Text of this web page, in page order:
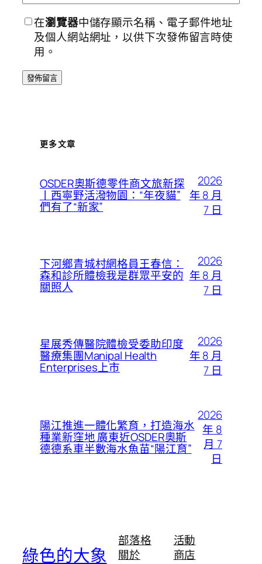
在瀏覽器中儲存顯示名稱、電子郵件地址
及個人網站網址，以供下次發佈留言時使
用。
更多文章
OSDER奧斯德零件商文旅新探
丨西寧野活潑物園：“年夜貓”
們有了“新家”
2026
年 8 月
7 日
下河鄉青城村網格員王春信：
森和診所體檢我是群眾平安的
關照人
2026
年 8 月
7 日
星展秀傳醫院體檢受委助印度
醫療集團Manipal Health
Enterprises上市
2026
年 8 月
7 日
陽江推進一體化繁育，打造海水
種業新窪地 廣東近OSDER奧斯
德德系車半數海水魚苗“陽江育”
2026
年 8
月 7
日
綠色的大象
部落格
關於
活動
商店